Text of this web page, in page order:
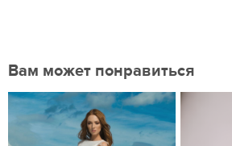
Вам может понравиться